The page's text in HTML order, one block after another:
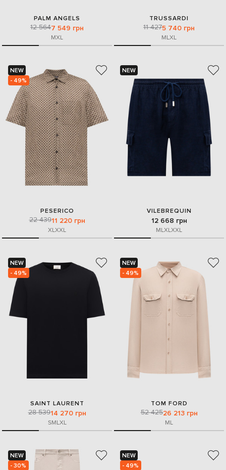
PALM ANGELS
12 5647 549 грн
MXL
TRUSSARDI
11 4275 740 грн
MLXL
NEW
- 49%
PESERICO
22 43911 220 грн
XLXXL
NEW
VILEBREQUIN
12 668 грн
MLXLXXL
NEW
- 49%
SAINT LAURENT
28 53914 270 грн
SMLXL
NEW
- 49%
TOM FORD
52 42526 213 грн
ML
NEW
- 30%
NEW
- 49%